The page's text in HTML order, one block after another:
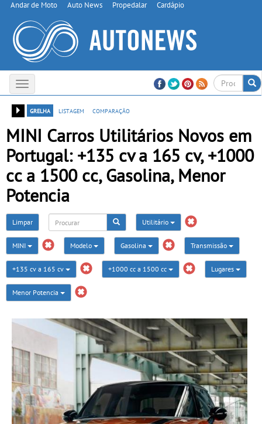
Andar de Moto Auto News Propedalar Cardápio
Toggle
navigation
grelha
listagem comparação
MINI Carros Utilitários Novos em
Portugal: +135 cv a 165 cv, +1000
cc a 1500 cc, Gasolina, Menor
Potencia
Limpar Utilitário
MINI Modelo Gasolina Transmissão
+135 cv a 165 cv +1000 cc a 1500 cc Lugares
Menor Potencia